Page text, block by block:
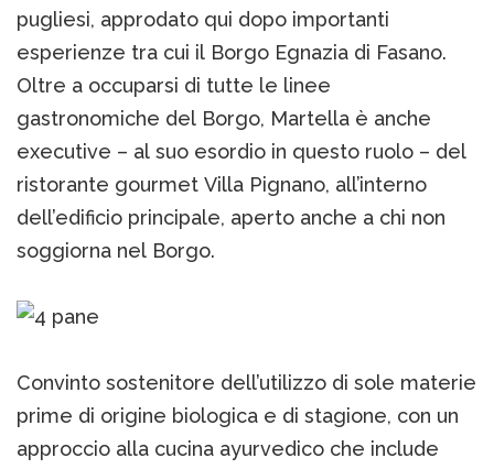
pugliesi, approdato qui dopo importanti
esperienze tra cui il Borgo Egnazia di Fasano.
Oltre a occuparsi di tutte le linee
gastronomiche del Borgo, Martella è anche
executive – al suo esordio in questo ruolo – del
ristorante gourmet Villa Pignano, all’interno
dell’edificio principale, aperto anche a chi non
soggiorna nel Borgo.
Convinto sostenitore dell’utilizzo di sole materie
prime di origine biologica e di stagione, con un
approccio alla cucina ayurvedico che include